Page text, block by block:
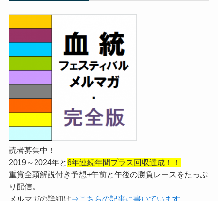
読者募集中！
2019～2024年と6年連続年間プラス回収達成！！
重賞全頭解説付き予想+午前と午後の勝負レースをたっぷ
り配信。
メルマガの詳細は⇒ こちらの記事に書いています。